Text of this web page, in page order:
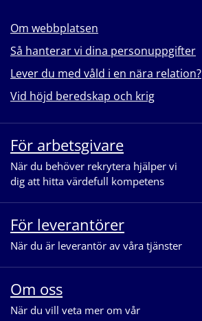
Om webbplatsen
Så hanterar vi dina personuppgifter
Lever du med våld i en nära relation?
Vid höjd beredskap och krig
För arbetsgivare
När du behöver rekrytera hjälper vi
dig att hitta värdefull kompetens
För leverantörer
När du är leverantör av våra tjänster
Om oss
När du vill veta mer om vår